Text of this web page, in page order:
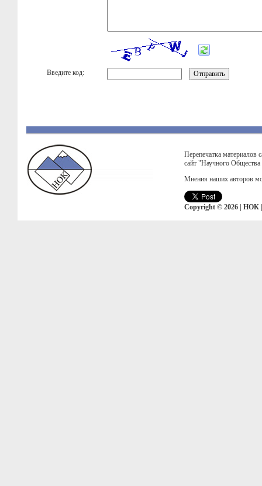
Введите код:
Перепечатка материалов
сайт "Научного
Мнения наших авторов
Copyright © 2026 | НОК